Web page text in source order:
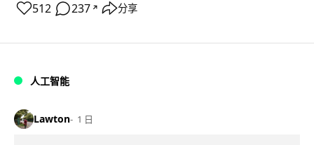
512 237 ↗ 分享
人工智能
Lawton 1 日